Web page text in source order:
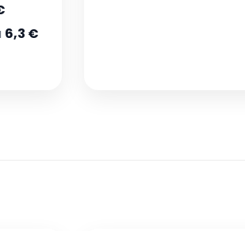
6,3 €